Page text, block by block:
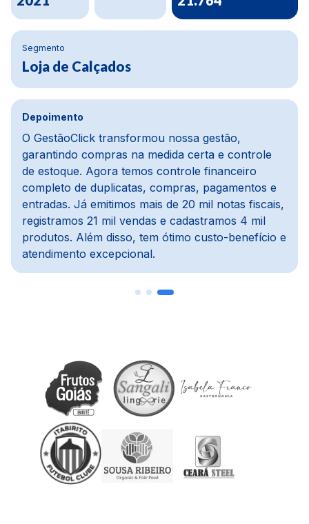
Segmento
Materiais de construção
Depoimento
Na parte financeira, a mudança foi da água para
o vinho, melhoramos cerca de 80%. Usávamos
um ERP defasado, e com o GestãoClick tudo ficou
mais dinâmico e automático. O módulo de pedidos
e PDV é prático, e o módulo de compras é um
dos meus preferidos, pois importa notas, concilia
com o financeiro e agiliza todo o processo.